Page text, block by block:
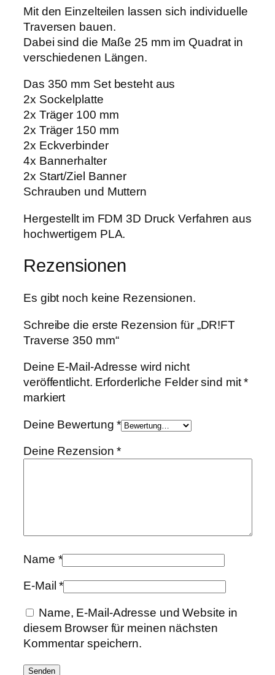
r
s
e
3
5
0
m
m
M
e
n
g
Mit den Einzelteilen lassen sich individuelle
Traversen bauen.
Dabei sind die Maße 25 mm im Quadrat in
verschiedenen Längen.
Das 350 mm Set besteht aus
2x Sockelplatte
2x Träger 100 mm
2x Träger 150 mm
2x Eckverbinder
4x Bannerhalter
2x Start/Ziel Banner
Schrauben und Muttern
Hergestellt im FDM 3D Druck Verfahren aus
hochwertigem PLA.
Rezensionen
Es gibt noch keine Rezensionen.
Schreibe die erste Rezension für „DR!FT
Traverse 350 mm“
Deine E-Mail-Adresse wird nicht
veröffentlicht. Erforderliche Felder sind mit*
markiert
Deine Bewertung*
Deine Rezension*
Name *
E-Mail*
Name, E-Mail-Adresse und Website in
diesem Browser für meinen nächsten
Kommentar speichern.